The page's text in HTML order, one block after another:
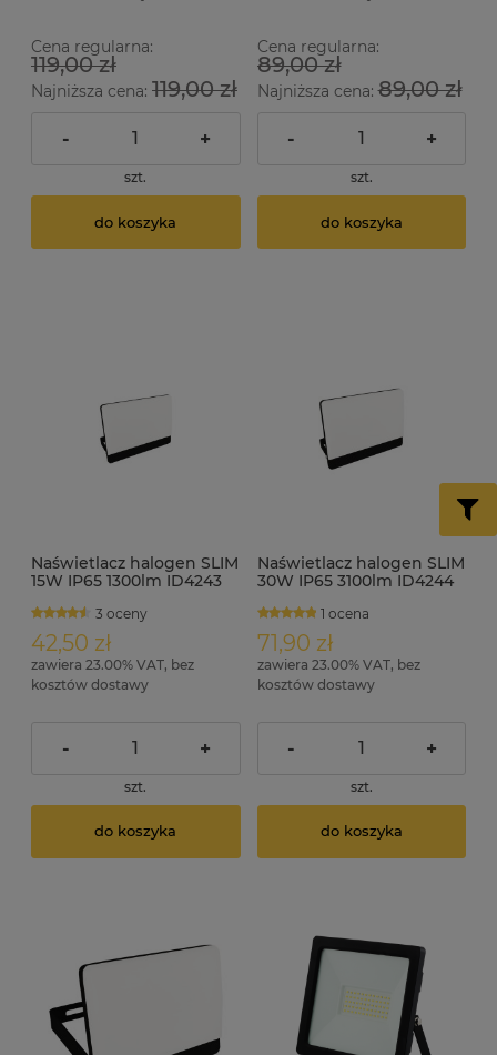
Cena regularna:
119,00 zł
Najniższa cena: 119,00 zł
- +
szt.
do koszyka
Cena regularna:
89,00 zł
Najniższa cena:89,00 zł
- +
szt.
do koszyka
Naświetlacz halogen SLIM
15W IP65 1300lm ID4243
3 oceny
42,50 zł
zawiera 23.00% VAT, bez
kosztów dostawy
- +
szt.
do koszyka
Naświetlacz halogen SLIM
30W IP65 3100lm ID4244
1 ocena
71,90 zł
zawiera 23.00% VAT, bez
kosztów dostawy
- +
szt.
do koszyka